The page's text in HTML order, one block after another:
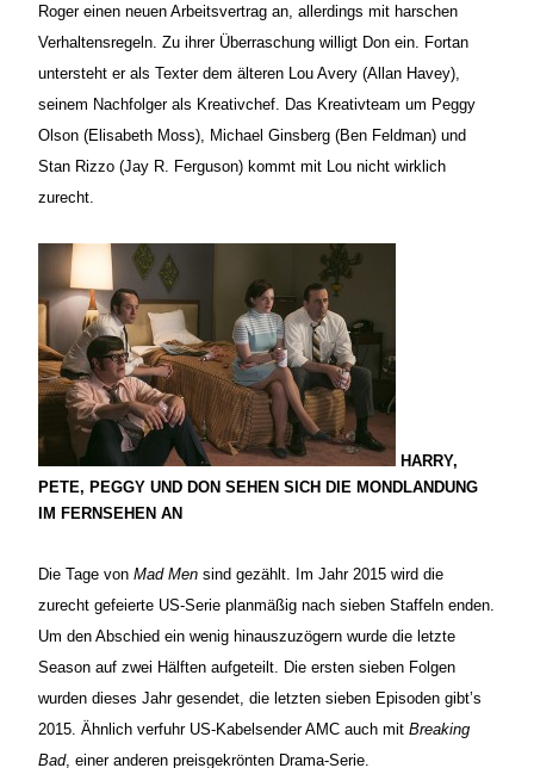
Roger einen neuen Arbeitsvertrag an, allerdings mit harschen
Verhaltensregeln. Zu ihrer Überraschung willigt Don ein. Fortan
untersteht er als Texter dem älteren Lou Avery (Allan Havey),
seinem Nachfolger als Kreativchef. Das Kreativteam um Peggy
Olson (Elisabeth Moss), Michael Ginsberg (Ben Feldman) und
Stan Rizzo (Jay R. Ferguson) kommt mit Lou nicht wirklich
zurecht.
HARRY,
PETE, PEGGY UND DON SEHEN SICH DIE MONDLANDUNG
IM FERNSEHEN AN
Die Tage von Mad Men sind gezählt. Im Jahr 2015 wird die
zurecht gefeierte US-Serie planmäßig nach sieben Staffeln enden.
Um den Abschied ein wenig hinauszuzögern wurde die letzte
Season auf zwei Hälften aufgeteilt. Die ersten sieben Folgen
wurden dieses Jahr gesendet, die letzten sieben Episoden gibt’s
2015. Ähnlich verfuhr US-Kabelsender AMC auch mit Breaking
Bad, einer anderen preisgekrönten Drama-Serie.